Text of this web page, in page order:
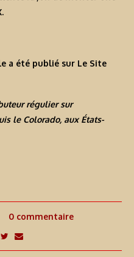
a été publié sur Le Site
régulier sur
le Colorado, aux États-
0 commentaire